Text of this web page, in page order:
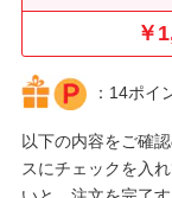
￥
：14ポイ
以下の内容をご確
スにチェックを入